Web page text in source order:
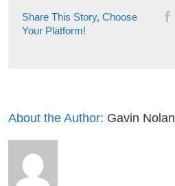
Share This Story, Choose
Your Platform!
About the Author: Gavin Nolan